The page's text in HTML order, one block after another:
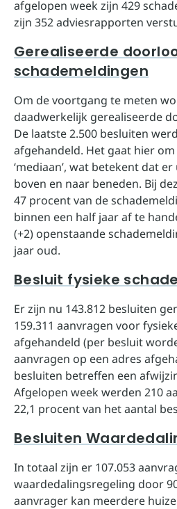
afgelopen week zijn 429
zijn 352 adviesrapporten
Gerealiseerde
schademeldingen
Om de voortgang te meten
daadwerkelijk gerealiseerde
De laatste 2.500 besluiten
afgehandeld. Het gaat hier
‘mediaan’, wat betekent dat
boven en naar beneden. Bij
47 procent van de
binnen een half jaar af te
(+2) openstaande
jaar oud.
Besluit fysieke schade
Er zijn nu 143.812 besluiten
159.311 aanvragen voor
afgehandeld (per besluit
aanvragen op een adres
besluiten betreffen een
Afgelopen week werden 210
22,1 procent van het aantal
Besluiten
In totaal zijn er 107.053
waardedalingsregeling door
aanvrager kan meerdere